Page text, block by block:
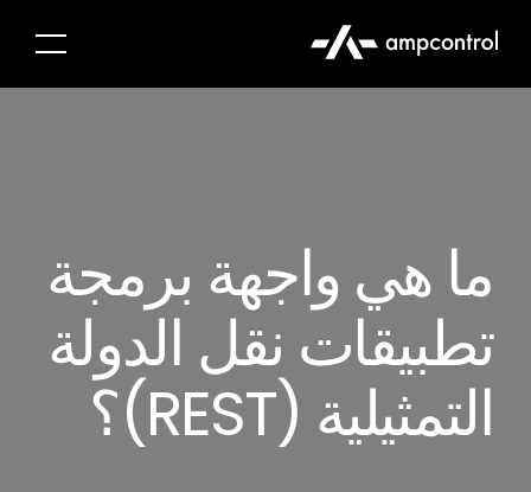
ما هي واجهة برمجة
تطبيقات نقل الدولة
التمثيلية (REST)؟